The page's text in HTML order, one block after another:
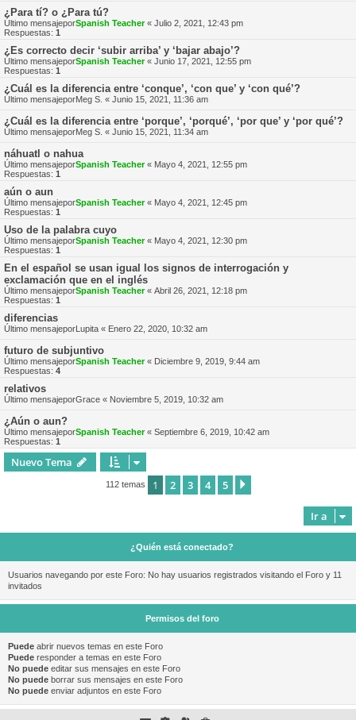
¿Para tí? o ¿Para tú?
Último mensajeporSpanish Teacher« Julio 2, 2021, 12:43 pm
Respuestas: 1
¿Es correcto decir ‘subir arriba’ y ‘bajar abajo’?
Último mensajeporSpanish Teacher« Junio 17, 2021, 12:55 pm
Respuestas: 1
¿Cuál es la diferencia entre ‘conque’, ‘con que’ y ‘con qué’?
Último mensajeporMeg S. « Junio 15, 2021, 11:36 am
¿Cuál es la diferencia entre ‘porque’, ‘porqué’, ‘por que’ y ‘por qué’?
Último mensajeporMeg S. « Junio 15, 2021, 11:34 am
náhuatl o nahua
Último mensajeporSpanish Teacher« Mayo 4, 2021, 12:55 pm
Respuestas: 1
aún o aun
Último mensajeporSpanish Teacher« Mayo 4, 2021, 12:45 pm
Respuestas: 1
Uso de la palabra cuyo
Último mensajeporSpanish Teacher« Mayo 4, 2021, 12:30 pm
Respuestas: 1
En el español se usan igual los signos de interrogación y
exclamación que en el inglés
Último mensajeporSpanish Teacher« Abril 26, 2021, 12:18 pm
Respuestas: 1
diferencias
Último mensajeporLupita « Enero 22, 2020, 10:32 am
futuro de subjuntivo
Último mensajeporSpanish Teacher« Diciembre 9, 2019, 9:44 am
Respuestas: 4
relativos
Último mensajeporGrace « Noviembre 5, 2019, 10:32 am
¿Aún o aun?
Último mensajeporSpanish Teacher« Septiembre 6, 2019, 10:42 am
Respuestas: 1
Nuevo Tema
112 temas 1 2 3 4 5
Ir a
¿Quién está conectado?
Usuarios navegando por este Foro: No hay usuarios registrados visitando el Foro y 11
invitados
Permisos del foro
Puede abrir nuevos temas en este Foro
Puede responder a temas en este Foro
No puede editar sus mensajes en este Foro
No puede borrar sus mensajes en este Foro
No puede enviar adjuntos en este Foro